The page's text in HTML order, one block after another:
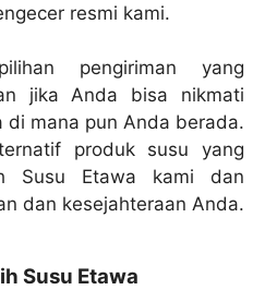
resmi kami.
pengiriman yang
jika Anda bisa nikmati
di mana pun Anda berada.
produk susu yang
Susu Etawa kami dan
dan kesejahteraan Anda.
Susu Etawa